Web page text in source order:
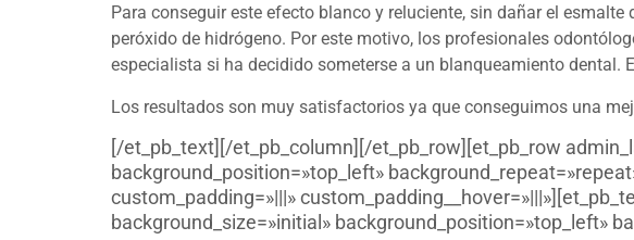
Para conseguir este efecto blanco y reluciente, sin dañar el
peróxido de hidrógeno. Por este motivo, los profesionales
especialista si ha decidido someterse a un blanqueamiento dental.
Los resultados son muy satisfactorios ya que conseguimos una
[/et_pb_text][/et_pb_column][/et_pb_row][et_pb_row
background_position=»top_left»
custom_padding=»|||»
background_size=»initial» background_position=»top_left»